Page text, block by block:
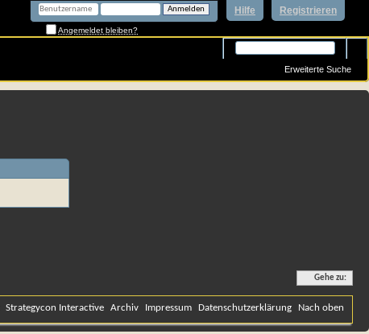
Registrieren
Hilfe
Angemeldet bleiben?
Erweiterte Suche
Gehe zu:
Strategycon Interactive Archiv Impressum Datenschutzerklärung Nach oben